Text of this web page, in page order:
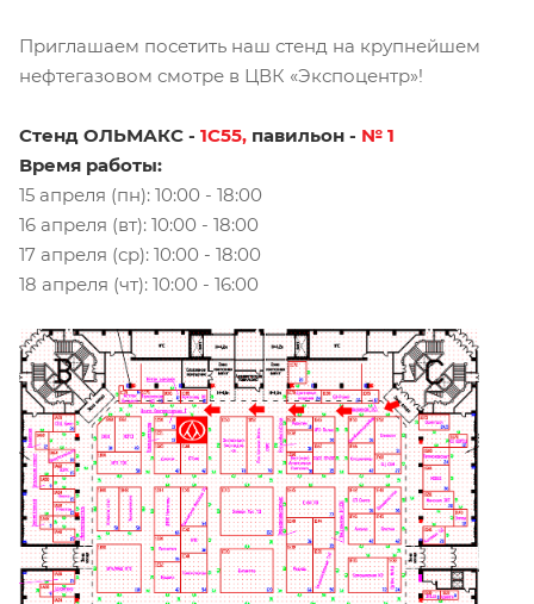
Приглашаем посетить наш стенд на крупнейшем
нефтегазовом смотре в ЦВК «Экспоцентр»!
Стенд ОЛЬМАКС - 1С55, павильон - № 1
Время работы:
15 апреля (пн): 10:00 - 18:00
16 апреля (вт): 10:00 - 18:00
17 апреля (ср): 10:00 - 18:00
18 апреля (чт): 10:00 - 16:00